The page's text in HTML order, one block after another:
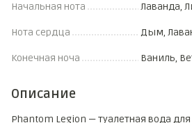
Начальная нота Лаванда,
Нота сердца Дым,
Конечная ноча Ваниль,
Описание
Phantom Legion — туалетная вода